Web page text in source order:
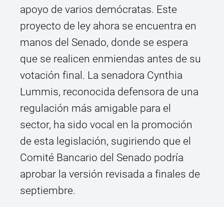
apoyo de varios demócratas. Este
proyecto de ley ahora se encuentra en
manos del Senado, donde se espera
que se realicen enmiendas antes de su
votación final. La senadora Cynthia
Lummis, reconocida defensora de una
regulación más amigable para el
sector, ha sido vocal en la promoción
de esta legislación, sugiriendo que el
Comité Bancario del Senado podría
aprobar la versión revisada a finales de
septiembre.